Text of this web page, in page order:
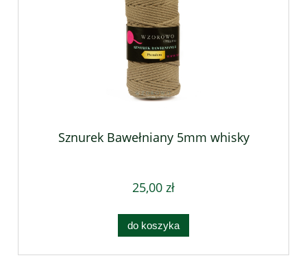
Sznurek Bawełniany 5mm whisky
25,00 zł
do koszyka